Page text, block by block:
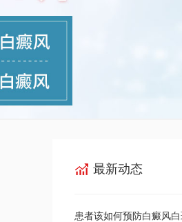
最新动态
患者该如何预防白癜风